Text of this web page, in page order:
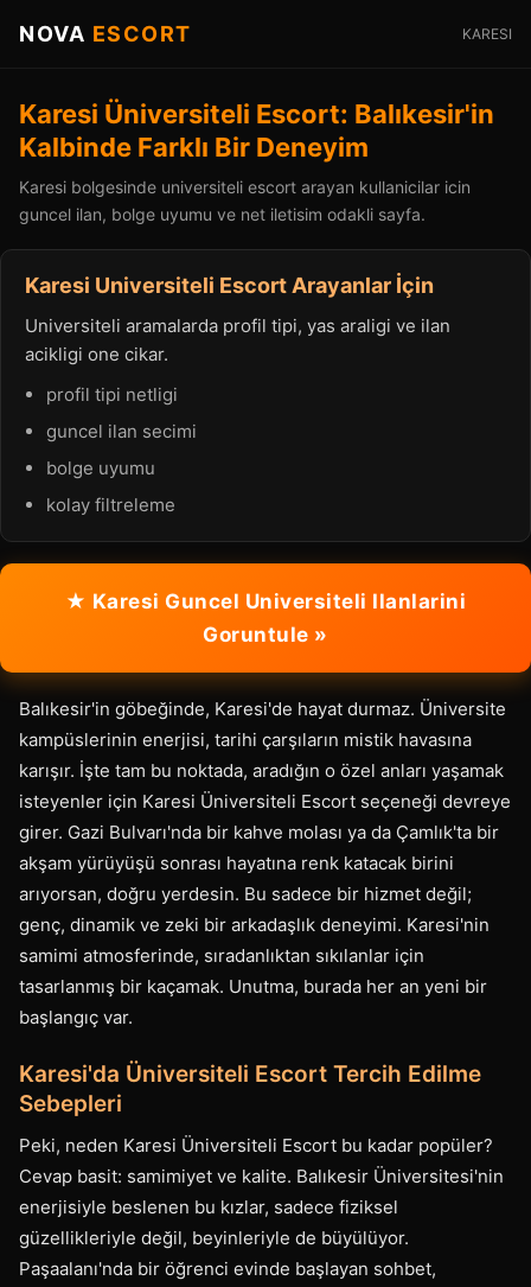
NOVA ESCORT KARESI
Karesi Üniversiteli Escort: Balıkesir'in
Kalbinde Farklı Bir Deneyim
Karesi bolgesinde universiteli escort arayan kullanicilar icin
guncel ilan, bolge uyumu ve net iletisim odakli sayfa.
Karesi Universiteli Escort Arayanlar İçin
Universiteli aramalarda profil tipi, yas araligi ve ilan
acikligi one cikar.
profil tipi netligi
guncel ilan secimi
bolge uyumu
kolay filtreleme
★ Karesi Guncel Universiteli Ilanlarini
Goruntule »
Balıkesir'in göbeğinde, Karesi'de hayat durmaz. Üniversite
kampüslerinin enerjisi, tarihi çarşıların mistik havasına
karışır. İşte tam bu noktada, aradığın o özel anları yaşamak
isteyenler için Karesi Üniversiteli Escort seçeneği devreye
girer. Gazi Bulvarı'nda bir kahve molası ya da Çamlık'ta bir
akşam yürüyüşü sonrası hayatına renk katacak birini
arıyorsan, doğru yerdesin. Bu sadece bir hizmet değil;
genç, dinamik ve zeki bir arkadaşlık deneyimi. Karesi'nin
samimi atmosferinde, sıradanlıktan sıkılanlar için
tasarlanmış bir kaçamak. Unutma, burada her an yeni bir
başlangıç var.
Karesi'da Üniversiteli Escort Tercih Edilme
Sebepleri
Peki, neden Karesi Üniversiteli Escort bu kadar popüler?
Cevap basit: samimiyet ve kalite. Balıkesir Üniversitesi'nin
enerjisiyle beslenen bu kızlar, sadece fiziksel
güzellikleriyle değil, beyinleriyle de büyülüyor.
Paşaalanı'nda bir öğrenci evinde başlayan sohbet,